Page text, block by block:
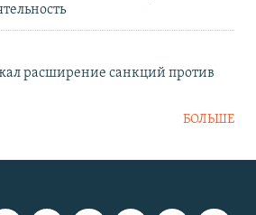
расширение санкций против
БОЛЬШЕ